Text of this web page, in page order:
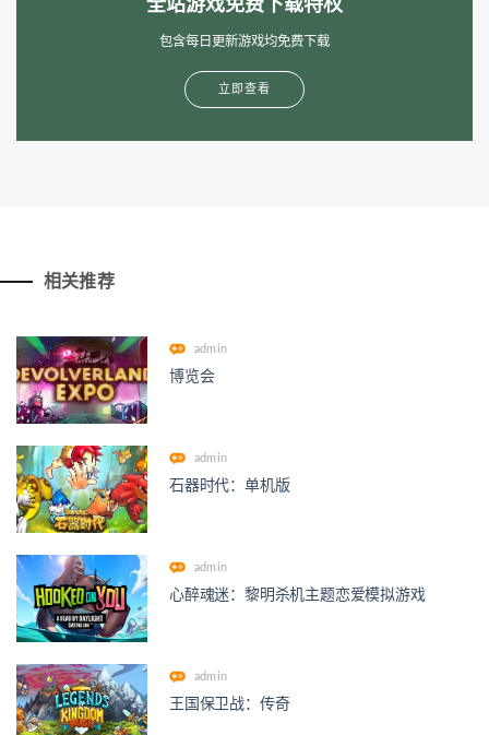
全站游戏免费下载特权
包含每日更新游戏均免费下载
立即查看
相关推荐
admin
博览会
admin
石器时代：单机版
admin
心醉魂迷：黎明杀机主题恋爱模拟游戏
admin
王国保卫战：传奇